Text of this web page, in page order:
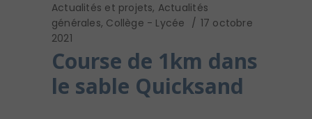
Actualités et projets, Actualités
générales, Collège - Lycée
17 octobre
2021
Course de 1km dans
le sable Quicksand